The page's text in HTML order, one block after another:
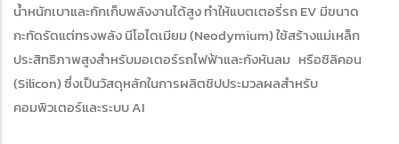
น้ำหนักเบาและกักเก็บพลังงานได้สูง ทำให้แบตเตอรี่รถ EV มีขนาด
กะทัดรัดแต่ทรงพลัง นีโอไดเมียม (Neodymium) ใช้สร้างแม่เหล็ก
ประสิทธิภาพสูงสำหรับมอเตอร์รถไฟฟ้าและกังหันลม หรือซิลิคอน
(Silicon) ซึ่งเป็นวัสดุหลักในการผลิตชิปประมวลผลสำหรับ
คอมพิวเตอร์และระบบ AI